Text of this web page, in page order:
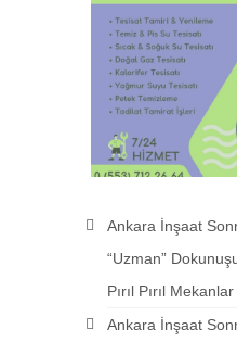
Ankara İnşaat
“Uzman”
Pırıl Pırıl Mekanlar
Ankara İnşaat